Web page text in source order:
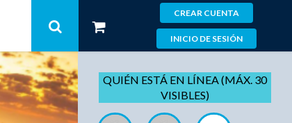
CREAR CUENTA
INICIO DE SESIÓN
QUIÉN ESTÁ EN LÍNEA (MÁX. 30
VISIBLES)